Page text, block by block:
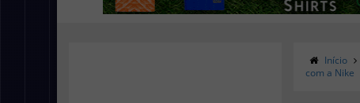
Início
com a Nike